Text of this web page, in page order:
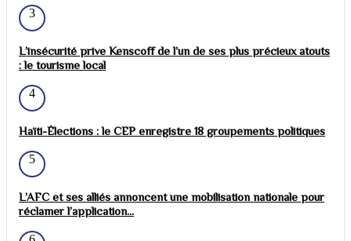
3
L’insécurité prive Kenscoff de l’un de ses plus précieux atouts
: le tourisme local
4
Haïti-Élections : le CEP enregistre 18 groupements politiques
5
L’AFC et ses alliés annoncent une mobilisation nationale pour
réclamer l’application...